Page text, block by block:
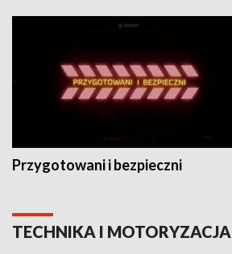
Przygotowani i bezpieczni
TECHNIKA I MOTORYZACJA